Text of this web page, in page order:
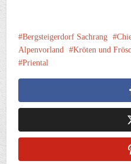
Bergsteigerdorf Sachrang
Alpenvorland
Kröten und
Priental